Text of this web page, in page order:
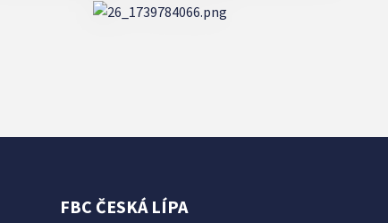
FBC ČESKÁ LÍPA